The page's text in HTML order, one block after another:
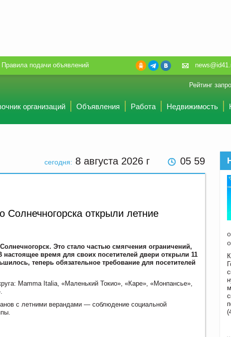
Правила подачи объявлений
Рейтинг
организаций Объявления Работа Недвижимость
сегодня: 8 августа 2026 г 05 59
открыли летние
Это стало частью смягчения ограничений,
время для своих посетителей двери открыли 11
теперь обязательное требование для посетителей
Mamma Italia, «Маленький Токио», «Каре», «Монпансье»,
с летними верандами — соблюдение социальной